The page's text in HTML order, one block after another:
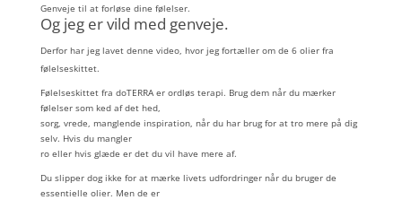
Genveje til at forløse dine følelser.
Og jeg er vild med genveje.
Derfor har jeg lavet denne video, hvor jeg fortæller om de 6 olier fra
følelseskittet.
Følelseskittet fra doTERRA er ordløs terapi. Brug dem når du mærker
følelser som ked af det hed,
sorg, vrede, manglende inspiration, når du har brug for at tro mere på dig
selv. Hvis du mangler
ro eller hvis glæde er det du vil have mere af.
Du slipper dog ikke for at mærke livets udfordringer når du bruger de
essentielle olier. Men de er